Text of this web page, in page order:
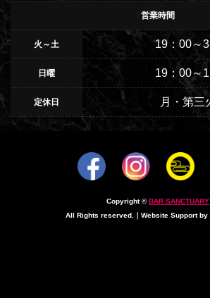
営業時間
火～土 19：00～
日曜 19：00～
定休日 月・第三
Copyright ©BAR SANCTUARY
All Rights reserved.｜Website Support by